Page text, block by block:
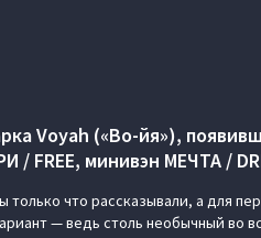
Voyah («Во-йя»),
/ FREE, минивэн МЕЧТА /
только что рассказывали, а для
— ведь столь необычный во